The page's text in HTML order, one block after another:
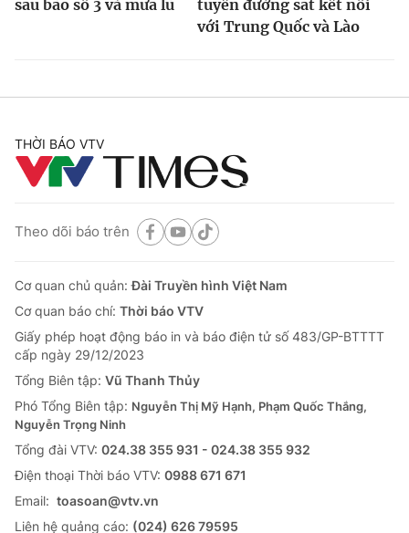
sau bão số 3 và mưa lũ
tuyến đường sắt kết nối
với Trung Quốc và Lào
THỜI BÁO VTV
Theo dõi báo trên
Cơ quan chủ quản:Đài Truyền hình Việt Nam
Cơ quan báo chí: Thời báo VTV
Giấy phép hoạt động báo in và báo điện tử số 483/GP-BTTTT
cấp ngày 29/12/2023
Tổng Biên tập: Vũ Thanh Thủy
Phó Tổng Biên tập: Nguyễn Thị Mỹ Hạnh, Phạm Quốc Thắng,
Nguyễn Trọng Ninh
Tổng đài VTV: 024.38 355 931 - 024.38 355 932
Ðiện thoại Thời báo VTV: 0988 671 671
Email: toasoan@vtv.vn
Liên hệ quảng cáo: (024) 626 79595